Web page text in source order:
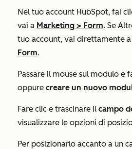
Nel tuo account HubSpot, fai
vai a Marketing > Form. Se
tuo account, vai direttamente a
Form.
Passare il mouse sul modulo e
oppure creare un nuovo
Fare clic e trascinare il campo
visualizzare le opzioni di
Per posizionarlo accanto a un